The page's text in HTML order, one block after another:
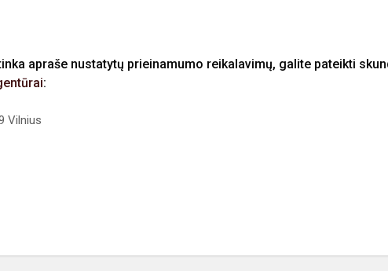
apraše nustatytų prieinamumo reikalavimų, galite pateikti
:
Vilnius